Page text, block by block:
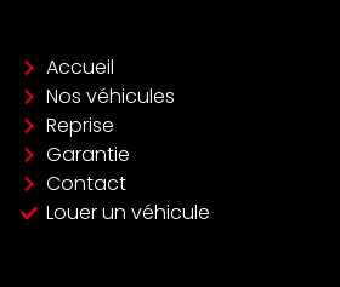
Accueil
Nos véhicules
Reprise
Garantie
Contact
Louer un véhicule